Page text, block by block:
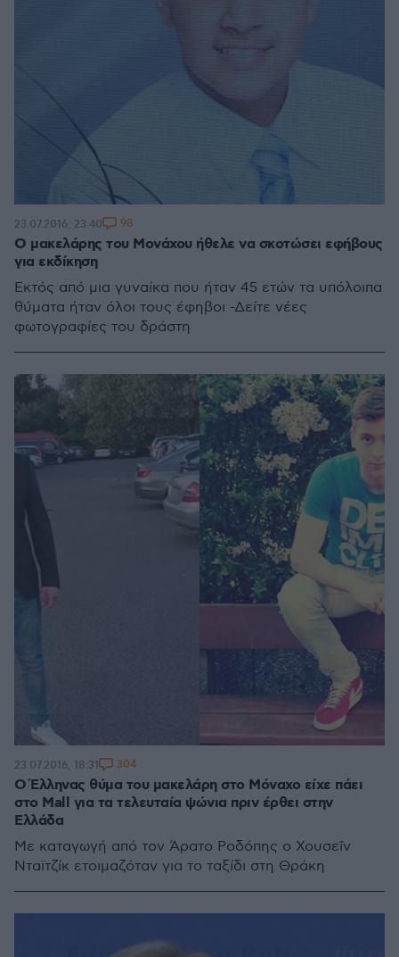
Ο μακελάρης του Μονάχου ήθελε να σκοτώσει εφήβους
για εκδίκηση
Εκτός από μια γυναίκα που ήταν 45 ετών τα υπόλοιπα
θύματα ήταν όλοι τους έφηβοι -Δείτε νέες
φωτογραφίες του δράστη
23.07.2016, 23:40 98
O Έλληνας θύμα του μακελάρη στο Μόναχο είχε πάει
στο Mall για τα τελευταία ψώνια πριν έρθει στην
Ελλάδα
Με καταγωγή από τον Άρατο Ροδόπης ο Χουσεΐν
Νταϊτζίκ ετοιμαζόταν για το ταξίδι στη Θράκη
23.07.2016, 18:31 304